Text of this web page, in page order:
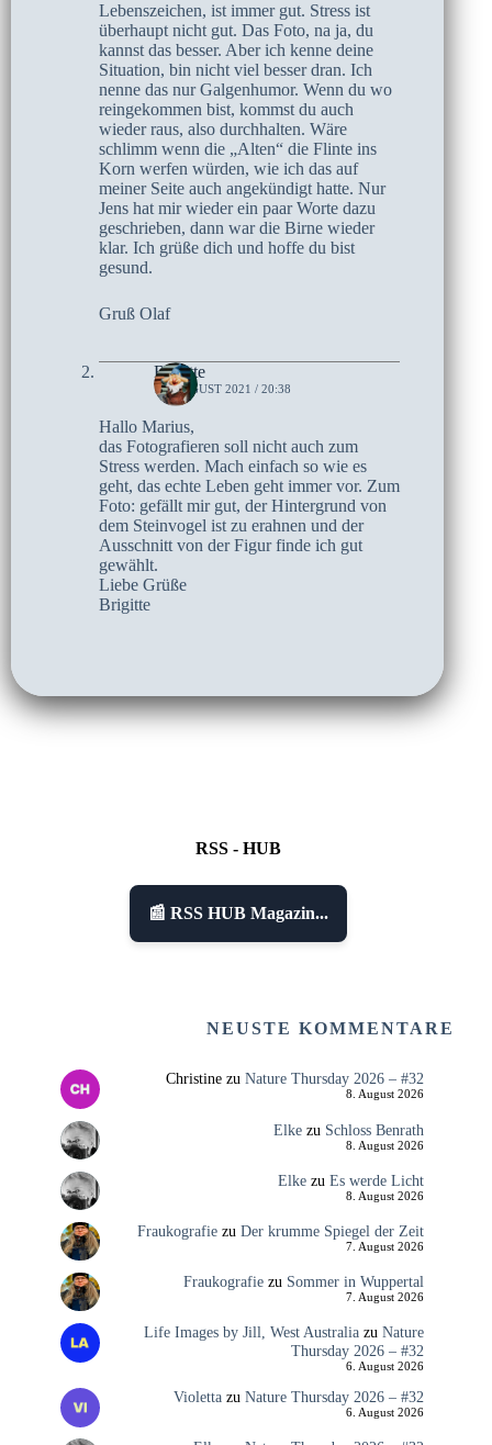
Lebenszeichen, ist immer gut. Stress ist
überhaupt nicht gut. Das Foto, na ja, du
kannst das besser. Aber ich kenne deine
Situation, bin nicht viel besser dran. Ich
nenne das nur Galgenhumor. Wenn du wo
reingekommen bist, kommst du auch
wieder raus, also durchhalten. Wäre
schlimm wenn die „Alten“ die Flinte ins
Korn werfen würden, wie ich das auf
meiner Seite auch angekündigt hatte. Nur
Jens hat mir wieder ein paar Worte dazu
geschrieben, dann war die Birne wieder
klar. Ich grüße dich und hoffe du bist
gesund.
Gruß Olaf
Brigitte
15. AUGUST 2021 / 20:38
Hallo Marius,
das Fotografieren soll nicht auch zum
Stress werden. Mach einfach so wie es
geht, das echte Leben geht immer vor. Zum
Foto: gefällt mir gut, der Hintergrund von
dem Steinvogel ist zu erahnen und der
Ausschnitt von der Figur finde ich gut
gewählt.
Liebe Grüße
Brigitte
RSS - HUB
📰 RSS HUB Magazin...
NEUSTE KOMMENTARE
Christinezu Nature Thursday 2026 – #32
8. August 2026
Elkezu Schloss Benrath
8. August 2026
Elkezu Es werde Licht
8. August 2026
Fraukografiezu Der krumme Spiegel der Zeit
7. August 2026
Fraukografiezu Sommer in Wuppertal
7. August 2026
Life Images by Jill, West Australiazu Nature
Thursday 2026 – #32
6. August 2026
Violettazu Nature Thursday 2026 – #32
6. August 2026